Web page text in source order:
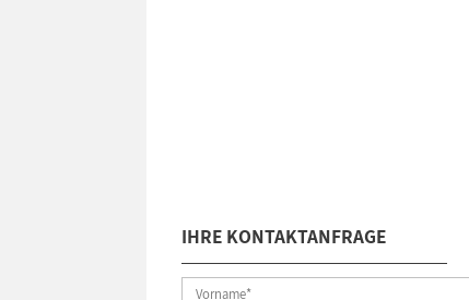
IHRE KONTAKTANFRAGE